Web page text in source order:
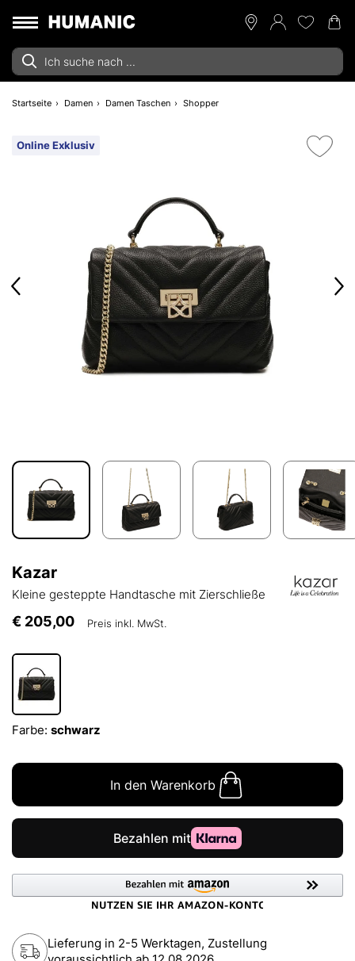
Startseite Damen Damen Taschen Shopper
Online Exklusiv
Kazar
Kleine gesteppte Handtasche mit Zierschließe
€ 205,00 Preis inkl. MwSt.
Farbe: schwarz
In den Warenkorb
Lieferung in 2-5 Werktagen, Zustellung